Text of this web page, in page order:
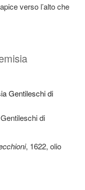
verso l’alto che
di
, 1622, olio